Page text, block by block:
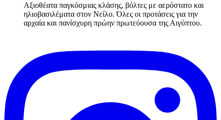
Αξιοθέατα παγκόσμιας κλάσης, βόλτες με αερόστατο και
ηλιοβασιλέματα στον Νείλο. Όλες οι προτάσεις για την
αρχαία και πανίσχυρη πρώην πρωτεύουσα της Αιγύπτου.